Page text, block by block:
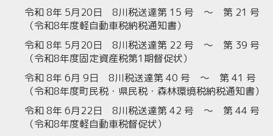
令和 8年 5月20日 8川税送達第 15 号 ～ 第 21 号
（令和8年度軽自動車税納税通知書）
令和 8年 5月20日 8川税送達第 22 号 ～ 第 39 号
（令和8年度固定資産税第1期督促状）
令和 8年 6月 9日 8川税送達第 40 号 ～ 第 41 号
（令和8年度町民税・県民税・森林環境税納税通知書）
令和 8年 6月22日 8川税送達第 42 号 ～ 第 44 号
（令和8年度軽自動車税督促状）